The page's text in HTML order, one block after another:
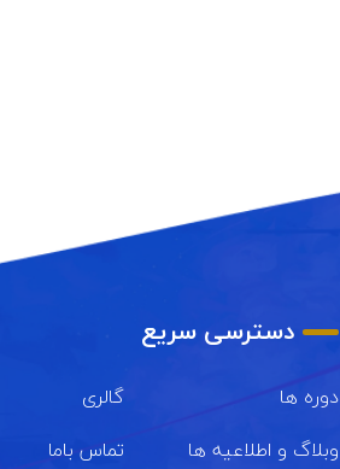
دسترسی سریع
دوره ها
گالری
وبلاگ و اطلاعیه ها
تماس باما